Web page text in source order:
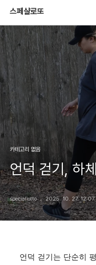
스페샬로또
카테고리 없음
언덕 걷기, 하
speciallotto 2025. 10. 27. 12:07
언덕 걷기는 단순히